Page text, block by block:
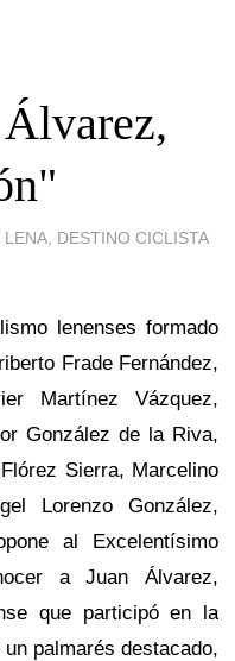
LENA, DESTINO CICLISTA
lenenses formado
Frade Fernández,
Martínez Vázquez,
González de la Riva,
Sierra, Marcelino
Lorenzo González,
al Excelentísimo
a Juan Álvarez,
que participó en la
palmarés destacado,